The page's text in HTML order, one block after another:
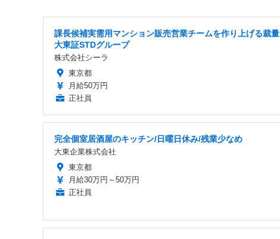
課長候補実需用マンション販売営業チームを作り上げる裁量
大東証STDグループ
株式会社シーラ
東京都
月給50万円
正社員
完全個室居酒屋のキッチン/日曜日休み/残業少なめ
大東企業株式会社
東京都
月給30万円～50万円
正社員